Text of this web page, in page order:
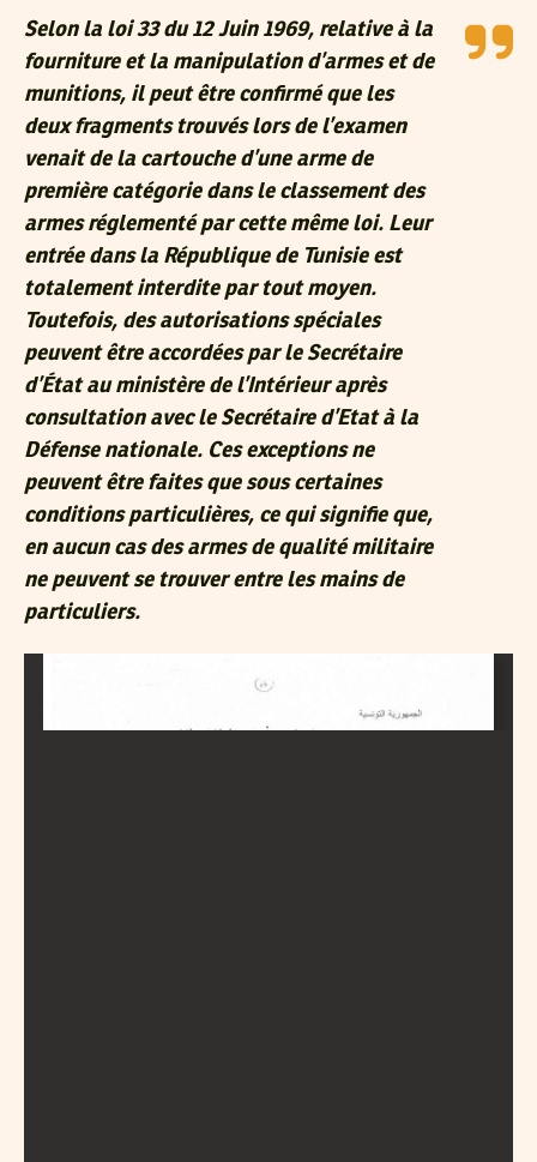
Selon la loi 33 du 12 Juin 1969, relative à la
fourniture et la manipulation d’armes et de
munitions, il peut être confirmé que les
deux fragments trouvés lors de l’examen
venait de la cartouche d’une arme de
première catégorie dans le classement des
armes réglementé par cette même loi. Leur
entrée dans la République de Tunisie est
totalement interdite par tout moyen.
Toutefois, des autorisations spéciales
peuvent être accordées par le Secrétaire
d’État au ministère de l’Intérieur après
consultation avec le Secrétaire d’Etat à la
Défense nationale. Ces exceptions ne
peuvent être faites que sous certaines
conditions particulières, ce qui signifie que,
en aucun cas des armes de qualité militaire
ne peuvent se trouver entre les mains de
particuliers.